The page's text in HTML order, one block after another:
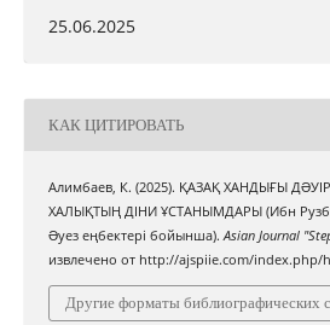
25.06.2025
КАК ЦИТИРОВАТЬ
Алимбаев, К. (2025). ҚАЗАҚ ХАНДЫҒЫ
ХАЛЫҚТЫҢ ДІНИ ҰСТАНЫМДАРЫ (Ибн
Əуез еңбектері бойынша).Asian Journal
извлечено от http://ajspiie.com/index.php/
Другие форматы библиографических